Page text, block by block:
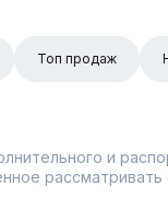
Топ продаж
и